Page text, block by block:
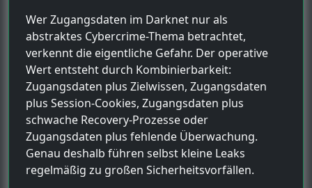
Wer Zugangsdaten im Darknet nur als
abstraktes Cybercrime-Thema betrachtet,
verkennt die eigentliche Gefahr. Der operative
Wert entsteht durch Kombinierbarkeit:
Zugangsdaten plus Zielwissen, Zugangsdaten
plus Session-Cookies, Zugangsdaten plus
schwache Recovery-Prozesse oder
Zugangsdaten plus fehlende Überwachung.
Genau deshalb führen selbst kleine Leaks
regelmäßig zu großen Sicherheitsvorfällen.